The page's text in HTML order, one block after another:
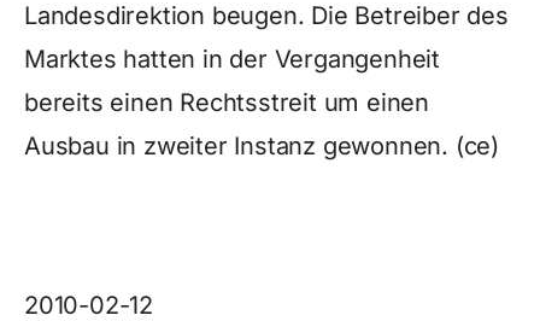
Landesdirektion beugen. Die Betreiber des
Marktes hatten in der Vergangenheit
bereits einen Rechtsstreit um einen
Ausbau in zweiter Instanz gewonnen. (ce)
2010-02-12